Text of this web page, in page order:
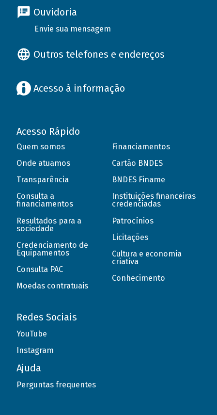
Ouvidoria
Envie sua mensagem
Outros telefones e endereços
Acesso à informação
Acesso Rápido
Quem somos
Onde atuamos
Transparência
Consulta a
financiamentos
Resultados para a
sociedade
Credenciamento de
Equipamentos
Consulta PAC
Moedas contratuais
Financiamentos
Cartão BNDES
BNDES Finame
Instituições financeiras
credenciadas
Patrocínios
Licitações
Cultura e economia
criativa
Conhecimento
Redes Sociais
YouTube
Instagram
Ajuda
Perguntas frequentes